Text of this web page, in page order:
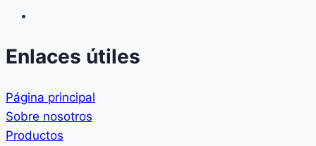
Enlaces útiles
Página principal
Sobre nosotros
Productos